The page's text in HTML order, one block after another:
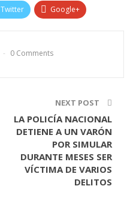
Twitter Google+
0 Comments
NEXT POST
LA POLICÍA NACIONAL
DETIENE A UN VARÓN
POR SIMULAR
DURANTE MESES SER
VÍCTIMA DE VARIOS
DELITOS